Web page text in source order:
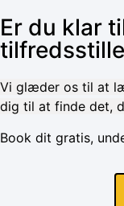
Er du klar
Vi glæder os til at
dig til at finde det,
Book dit gratis,